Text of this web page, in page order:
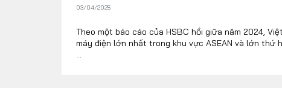
03/04/2025
Theo một báo cáo của HSBC hồi giữa năm 2024,
máy điện lớn nhất trong khu vực ASEAN và lớn thứ
...